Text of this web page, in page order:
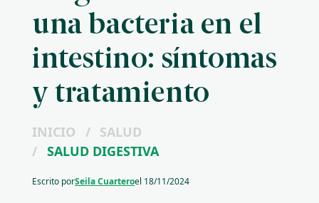
una bacteria en el
intestino: síntomas
y tratamiento
INICIO /
SALUD
/ SALUD DIGESTIVA
Escrito porSeila Cuarteroel 18/11/2024